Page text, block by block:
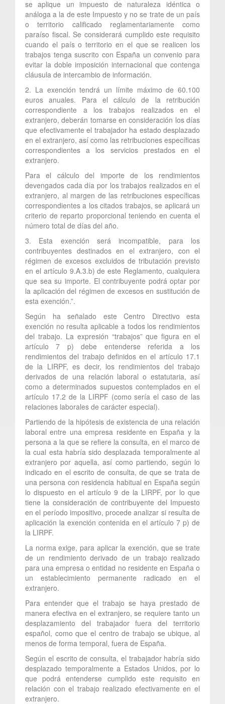
se aplique un impuesto de naturaleza idéntica o
análoga a la de este Impuesto y no se trate de un país
o territorio calificado reglamentariamente como
paraíso fiscal. Se considerará cumplido este requisito
cuando el país o territorio en el que se realicen los
trabajos tenga suscrito con España un convenio para
evitar la doble imposición internacional que contenga
cláusula de intercambio de información.
2. La exención tendrá un límite máximo de 60.100
euros anuales. Para el cálculo de la retribución
correspondiente a los trabajos realizados en el
extranjero, deberán tomarse en consideración los días
que efectivamente el trabajador ha estado desplazado
en el extranjero, así como las retribuciones específicas
correspondientes a los servicios prestados en el
extranjero.
Para el cálculo del importe de los rendimientos
devengados cada día por los trabajos realizados en el
extranjero, al margen de las retribuciones específicas
correspondientes a los citados trabajos, se aplicará un
criterio de reparto proporcional teniendo en cuenta el
número total de días del año.
3. Esta exención será incompatible, para los
contribuyentes destinados en el extranjero, con el
régimen de excesos excluidos de tributación previsto
en el artículo 9.A.3.b) de este Reglamento, cualquiera
que sea su importe. El contribuyente podrá optar por
la aplicación del régimen de excesos en sustitución de
esta exención.”.
Según ha señalado este Centro Directivo esta
exención no resulta aplicable a todos los rendimientos
del trabajo. La expresión “trabajos” que figura en el
artículo 7 p) debe entenderse referida a los
rendimientos del trabajo definidos en el artículo 17.1
de la LIRPF, es decir, los rendimientos del trabajo
derivados de una relación laboral o estatutaria, así
como a determinados supuestos contemplados en el
artículo 17.2 de la LIRPF (como sería el caso de las
relaciones laborales de carácter especial).
Partiendo de la hipótesis de existencia de una relación
laboral entre una empresa residente en España y la
persona a la que se refiere la consulta, en el marco de
la cual esta habría sido desplazada temporalmente al
extranjero por aquella, así como partiendo, según lo
indicado en el escrito de consulta, de que se trata de
una persona con residencia habitual en España según
lo dispuesto en el artículo 9 de la LIRPF, por lo que
tiene la consideración de contribuyente del Impuesto
en el período impositivo, procede analizar si resulta de
aplicación la exención contenida en el artículo 7 p) de
la LIRPF.
La norma exige, para aplicar la exención, que se trate
de un rendimiento derivado de un trabajo realizado
para una empresa o entidad no residente en España o
un establecimiento permanente radicado en el
extranjero.
Para entender que el trabajo se haya prestado de
manera efectiva en el extranjero, se requiere tanto un
desplazamiento del trabajador fuera del territorio
español, como que el centro de trabajo se ubique, al
menos de forma temporal, fuera de España.
Según el escrito de consulta, el trabajador habría sido
desplazado temporalmente a Estados Unidos, por lo
que podrá entenderse cumplido este requisito en
relación con el trabajo realizado efectivamente en el
extranjero.